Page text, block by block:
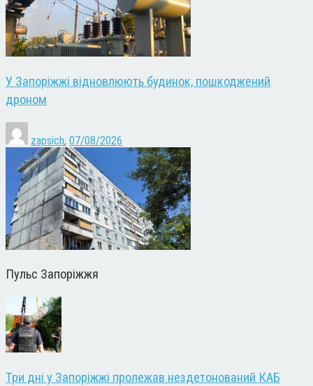
У Запоріжжі відновлюють будинок, пошкоджений
дроном
zapsich, 07/08/2026
Пульс Запоріжжя
Три дні у Запоріжжі пролежав нездетонований КАБ